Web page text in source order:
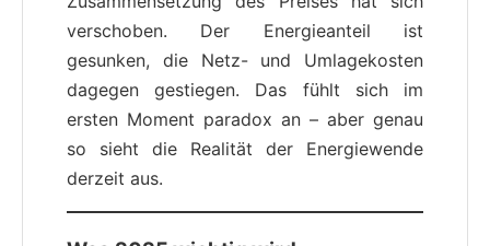
verschoben. Der Energieanteil ist
gesunken, die Netz- und Umlagekosten
dagegen gestiegen. Das fühlt sich im
ersten Moment paradox an – aber genau
so sieht die Realität der Energiewende
derzeit aus.